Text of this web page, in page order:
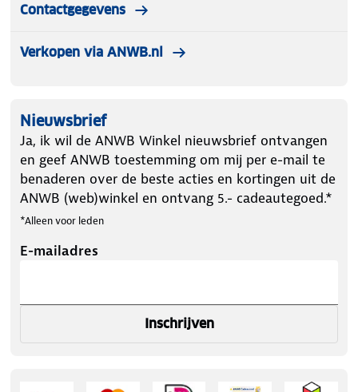
Contactgegevens
Verkopen via ANWB.nl
Nieuwsbrief
Ja, ik wil de ANWB Winkel nieuwsbrief ontvangen
en geef ANWB toestemming om mij per e-mail te
benaderen over de beste acties en kortingen uit de
ANWB (web)winkel en ontvang 5.- cadeautegoed.*
*Alleen voor leden
E-mailadres
Inschrijven